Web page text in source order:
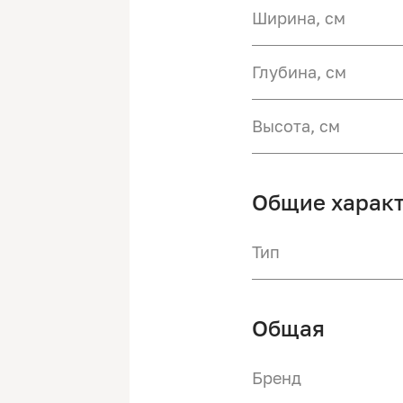
Ширина, см
Глубина, см
Высота, см
Общие
Тип
Общая
Бренд